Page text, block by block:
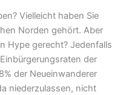
Vielleicht haben Sie
Norden gehört. Aber
Hype gerecht? Jedenfalls
der
der Neueinwanderer
niederzulassen, nicht